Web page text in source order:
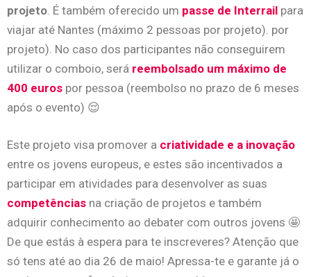
projeto. É também oferecido um passe de Interrail para
viajar até Nantes (máximo 2 pessoas por projeto). por
projeto). No caso dos participantes não conseguirem
utilizar o comboio, será reembolsado um máximo de
400 euros por pessoa (reembolso no prazo de 6 meses
após o evento) 😌
Este projeto visa promover a criatividade e a inovação
entre os jovens europeus, e estes são incentivados a
participar em atividades para desenvolver as suas
competências na criação de projetos e também
adquirir conhecimento ao debater com outros jovens 🤩
De que estás à espera para te inscreveres? Atenção que
só tens até ao dia 26 de maio! Apressa-te e garante já o